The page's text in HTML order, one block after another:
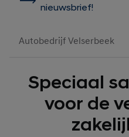
nieuwsbrief!
Autobedrijf Velserbeek
Speciaal
voor de